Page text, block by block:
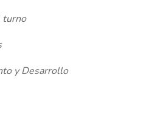
turno
y Desarrollo